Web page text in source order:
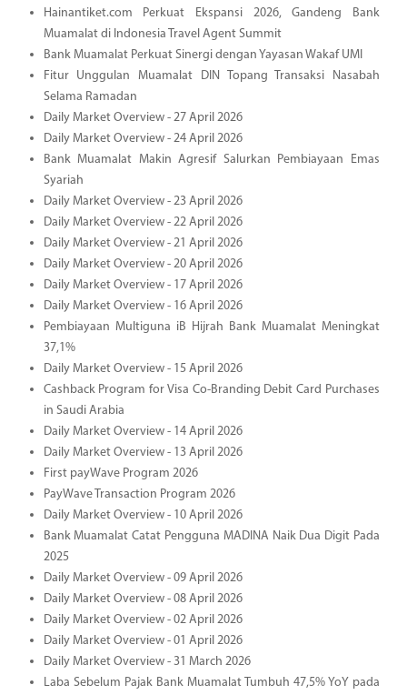
Hainantiket.com Perkuat Ekspansi 2026, Gandeng Bank
Muamalat di Indonesia Travel Agent Summit
Bank Muamalat Perkuat Sinergi dengan Yayasan Wakaf UMI
Fitur Unggulan Muamalat DIN Topang Transaksi Nasabah
Selama Ramadan
Daily Market Overview - 27 April 2026
Daily Market Overview - 24 April 2026
Bank Muamalat Makin Agresif Salurkan Pembiayaan Emas
Syariah
Daily Market Overview - 23 April 2026
Daily Market Overview - 22 April 2026
Daily Market Overview - 21 April 2026
Daily Market Overview - 20 April 2026
Daily Market Overview - 17 April 2026
Daily Market Overview - 16 April 2026
Pembiayaan Multiguna iB Hijrah Bank Muamalat Meningkat
37,1%
Daily Market Overview - 15 April 2026
Cashback Program for Visa Co-Branding Debit Card Purchases
in Saudi Arabia
Daily Market Overview - 14 April 2026
Daily Market Overview - 13 April 2026
First payWave Program 2026
PayWave Transaction Program 2026
Daily Market Overview - 10 April 2026
Bank Muamalat Catat Pengguna MADINA Naik Dua Digit Pada
2025
Daily Market Overview - 09 April 2026
Daily Market Overview - 08 April 2026
Daily Market Overview - 02 April 2026
Daily Market Overview - 01 April 2026
Daily Market Overview - 31 March 2026
Laba Sebelum Pajak Bank Muamalat Tumbuh 47,5% YoY pada